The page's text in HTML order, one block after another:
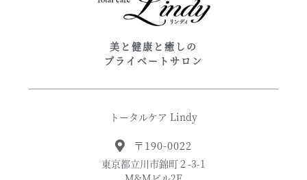
美と健康と癒しの
プライベートサロン
トータルケア Lindy
〒190-0022
東京都立川市錦町２-3-1